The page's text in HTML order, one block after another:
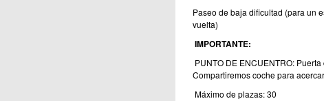
Paseo de baja dificultad (para un
vuelta)
IMPORTANTE:
PUNTO DE ENCUENTRO:
Compartiremos coche para
Máximo de plazas: 30